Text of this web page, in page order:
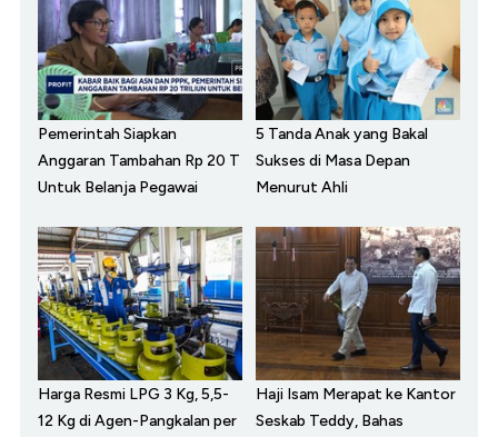
Pemerintah Siapkan
Anggaran Tambahan Rp 20 T
Untuk Belanja Pegawai
5 Tanda Anak yang Bakal
Sukses di Masa Depan
Menurut Ahli
Harga Resmi LPG 3 Kg, 5,5-
12 Kg di Agen-Pangkalan per
Haji Isam Merapat ke Kantor
Seskab Teddy, Bahas